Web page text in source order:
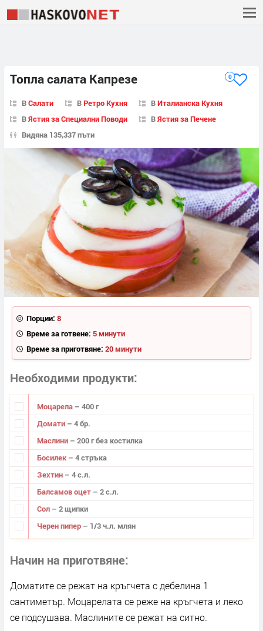
Топла салата Капрезе 0
ВСалати ВРетро Кухня ВИталианска Кухня
ВЯстия за Специални Поводи ВЯстия за Печене
Видяна 135,337 пъти
Порции: 8
Време за готвене: 5 минути
Време за приготвяне: 20 минути
Необходими продукти
Моцарела – 400 г
Домати – 4 бр.
Маслини – 200 г без костилка
Босилек – 4 стръка
Зехтин – 4 с.л.
Балсамов оцет – 2 с.л.
Сол – 2 щипки
Черен пипер – 1/3 ч.л. млян
Начин на приготвяне
Доматите се режат на кръгчета с дебелина 1
сантиметър. Моцарелата се реже на кръгчета и леко
се подсушава. Маслините се режат на ситно.